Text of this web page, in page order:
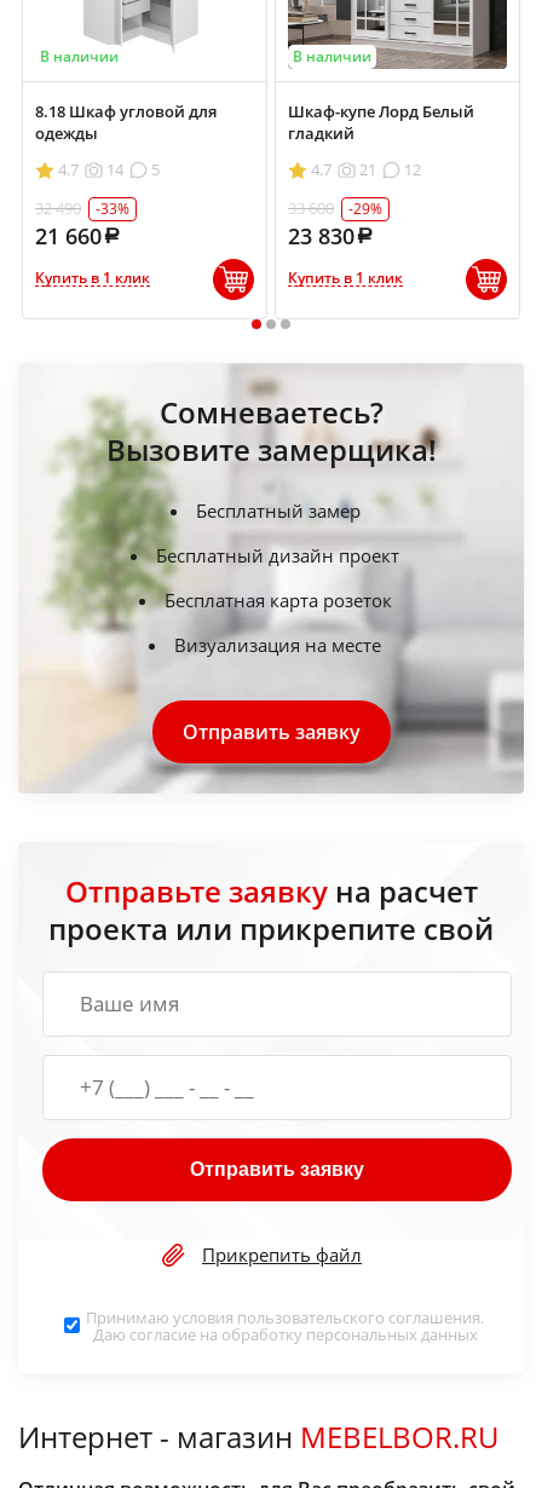
В наличии
8.18 Шкаф угловой для
одежды
4.7
14
5
32 490
-33%
21 660
Купить в 1 клик
В наличии
Шкаф-купе Лорд Белый
гладкий
4.7
21
12
33 600
-29%
23 830
Купить в 1 клик
1 2 3
Сомневаетесь?
Вызовите замерщика!
Бесплатный замер
Бесплатный дизайн проект
Бесплатная карта розеток
Визуализация на месте
Отправить заявку
Отправьте заявкуна расчет
проекта или прикрепите свой
Отправить заявку
Прикрепить файл
Принимаю условия пользовательского соглашения.
Даю согласие на обработку персональных данных
Интернет - магазин MEBELBOR.RU